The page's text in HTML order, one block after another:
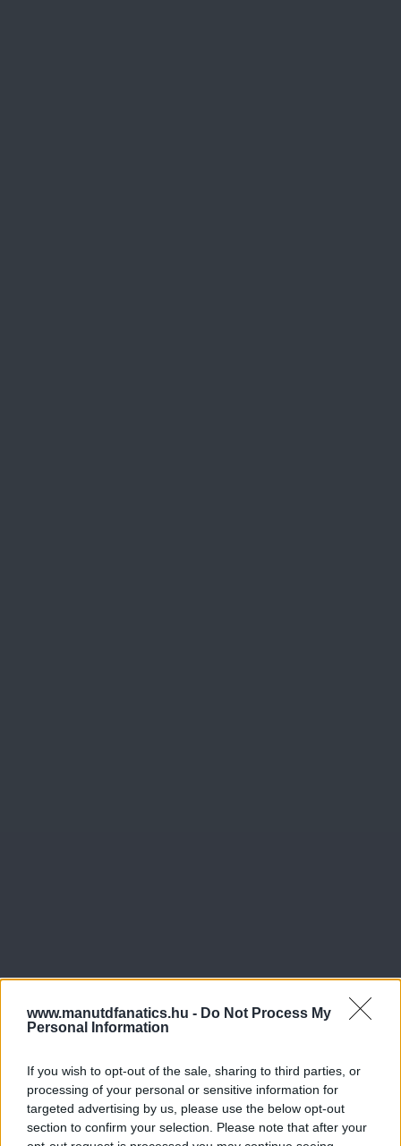
www.manutdfanatics.hu - Do Not Process My
Personal Information
If you wish to opt-out of the sale, sharing to third parties, or
processing of your personal or sensitive information for
targeted advertising by us, please use the below opt-out
section to confirm your selection. Please note that after your
Meccs Center